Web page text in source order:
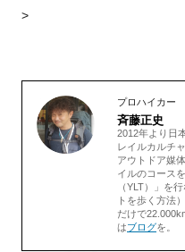
>
プロハイカー
斉藤正史
2012年より日
レイルカルチ
アウトドア媒
イルのコース
（YLT）」を
トを歩く方法
だけで
はブログを。